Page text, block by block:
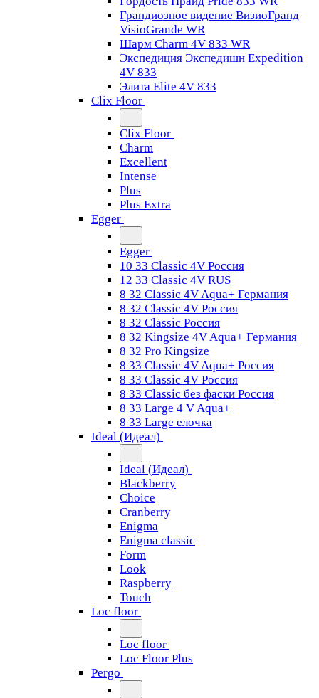
Грандиозное видение ВизиоГранд
VisioGrande WR
Шарм Charm 4V 833 WR
Экспедиция Экспедишн Expedition
4V 833
Элита Elite 4V 833
Clix Floor
Clix Floor
Charm
Excellent
Intense
Plus
Plus Extra
Egger
Egger
10 33 Classic 4V Россия
12 33 Classic 4V RUS
8 32 Classic 4V Aqua+ Германия
8 32 Classic 4V Россия
8 32 Classic Россия
8 32 Kingsize 4V Aqua+ Германия
8 32 Pro Kingsize
8 33 Classic 4V Aqua+ Россия
8 33 Classic 4V Россия
8 33 Classic без фаски Россия
8 33 Large 4 V Aqua+
8 33 Large елочка
Ideal (Идеал)
Ideal (Идеал)
Blackberry
Choice
Cranberry
Enigma
Enigma classic
Form
Look
Raspberry
Touch
Loc floor
Loc floor
Loc Floor Plus
Pergo